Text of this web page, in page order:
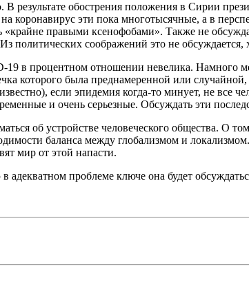
обострения положения в Сирии
коронавирус эти пока многотысячные, а в
«крайне правыми ксенофобами». Также не
соображений это не обсуждается,
19 в процентном отношении невелика.
которого была преднамеренной или
если эпидемия когда-то минует, не все
и очень серьезные. Обсуждать эти
об устройстве человеческого общества. О
баланса между глобализмом и
мир от этой напасти.
адекватном проблеме ключе она будет